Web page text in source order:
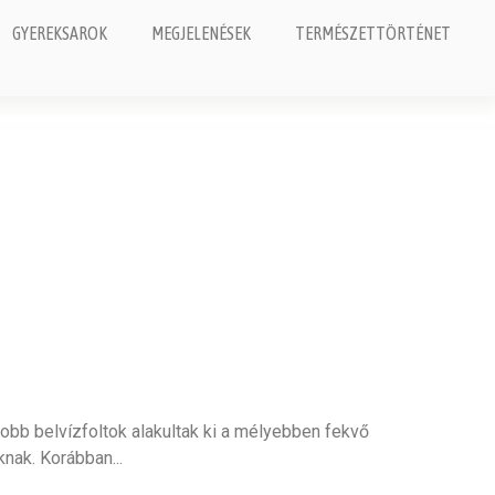
GYEREKSAROK MEGJELENÉSEK TERMÉSZETTÖRTÉNET
belvízfoltok alakultak ki a mélyebben fekvő
Korábban